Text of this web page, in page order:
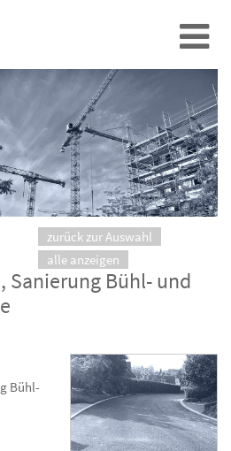
zurück zur Auswahl
alle anzeigen
Sanierung Bühl- und
Bühl-